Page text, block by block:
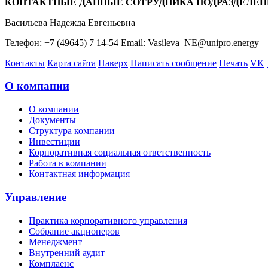
Васильева Надежда Евгеньевна
Телефон: +7 (49645) 7 14-54 Email: Vasileva_NE@unipro.energy
Контакты Карта сайта Наверх Написать сообщение Печать VK
О компании
О компании
Документы
Структура компании
Инвестиции
Корпоративная социальная ответственность
Работа в компании
Контактная информация
Управление
Практика корпоративного управления
Собрание акционеров
Менеджмент
Внутренний аудит
Комплаенс